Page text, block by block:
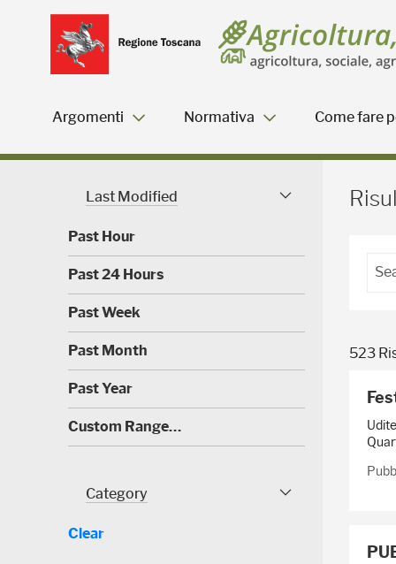
Skip to Main Content
Argomenti Normativa Come fare
Risultati della ricerca -
Last Modified
Past Hour
(Past 24 Hours
(Past Week
(Past Month
(Past Year
(Custom Range…
Category
Clear
523